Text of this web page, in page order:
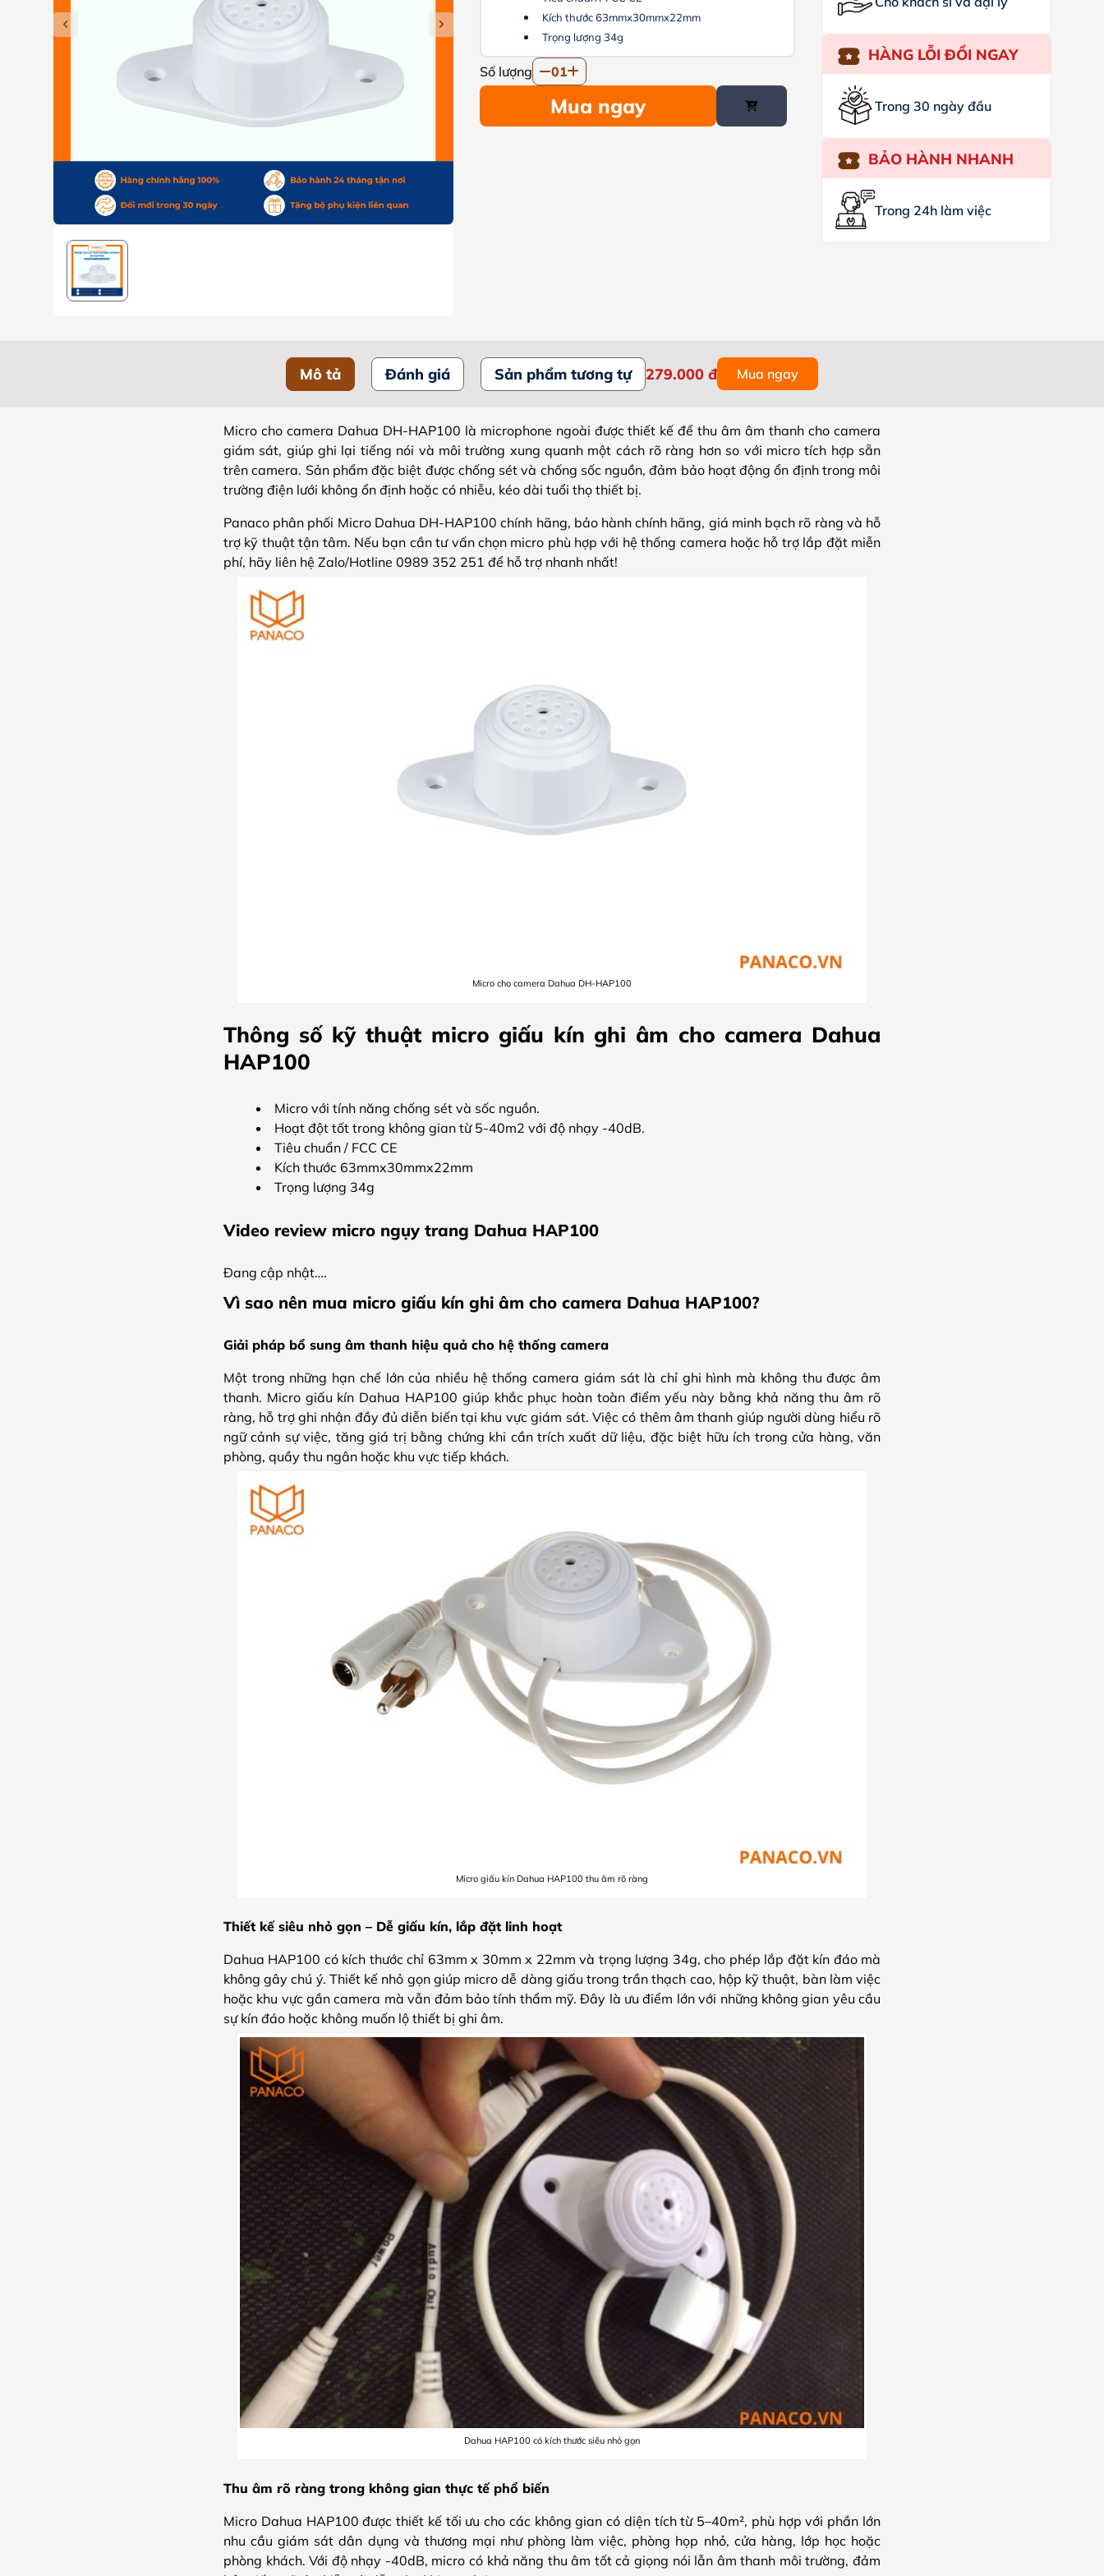
Kích thước 63mmx30mmx22mm
Trọng lượng 34g
Số lượng 01
Mua ngay
HÀNG LỖI ĐỔI NGAY
Trong 30 ngày đầu
BẢO HÀNH NHANH
Trong 24h làm việc
Mô tả Đánh giá Sản phẩm tương tự 279.000 đ Mua ngay
Micro cho camera Dahua DH-HAP100 là microphone ngoài được thiết kế để thu âm âm thanh cho camera
giám sát, giúp ghi lại tiếng nói và môi trường xung quanh một cách rõ ràng hơn so với micro tích hợp sẵn
trên camera. Sản phẩm đặc biệt được chống sét và chống sốc nguồn, đảm bảo hoạt động ổn định trong môi
trường điện lưới không ổn định hoặc có nhiễu, kéo dài tuổi thọ thiết bị.
Panaco phân phối Micro Dahua DH-HAP100 chính hãng, bảo hành chính hãng, giá minh bạch rõ ràng và hỗ
trợ kỹ thuật tận tâm. Nếu bạn cần tư vấn chọn micro phù hợp với hệ thống camera hoặc hỗ trợ lắp đặt miễn
phí, hãy liên hệ Zalo/Hotline 0989 352 251 để hỗ trợ nhanh nhất!
Micro cho camera Dahua DH-HAP100
Thông số kỹ thuật micro giấu kín ghi âm cho camera Dahua
HAP100
Micro với tính năng chống sét và sốc nguồn.
Hoạt đột tốt trong không gian từ 5-40m2 với độ nhạy -40dB.
Tiêu chuẩn / FCC CE
Kích thước 63mmx30mmx22mm
Trọng lượng 34g
Video review micro ngụy trang Dahua HAP100
Đang cập nhật….
Vì sao nên mua micro giấu kín ghi âm cho camera Dahua HAP100?
Giải pháp bổ sung âm thanh hiệu quả cho hệ thống camera
Một trong những hạn chế lớn của nhiều hệ thống camera giám sát là chỉ ghi hình mà không thu được âm
thanh. Micro giấu kín Dahua HAP100 giúp khắc phục hoàn toàn điểm yếu này bằng khả năng thu âm rõ
ràng, hỗ trợ ghi nhận đầy đủ diễn biến tại khu vực giám sát. Việc có thêm âm thanh giúp người dùng hiểu rõ
ngữ cảnh sự việc, tăng giá trị bằng chứng khi cần trích xuất dữ liệu, đặc biệt hữu ích trong cửa hàng, văn
phòng, quầy thu ngân hoặc khu vực tiếp khách.
Micro giấu kín Dahua HAP100 thu âm rõ ràng
Thiết kế siêu nhỏ gọn – Dễ giấu kín, lắp đặt linh hoạt
Dahua HAP100 có kích thước chỉ 63mm x 30mm x 22mm và trọng lượng 34g, cho phép lắp đặt kín đáo mà
không gây chú ý. Thiết kế nhỏ gọn giúp micro dễ dàng giấu trong trần thạch cao, hộp kỹ thuật, bàn làm việc
hoặc khu vực gần camera mà vẫn đảm bảo tính thẩm mỹ. Đây là ưu điểm lớn với những không gian yêu cầu
sự kín đáo hoặc không muốn lộ thiết bị ghi âm.
Dahua HAP100 có kích thước siêu nhỏ gọn
Thu âm rõ ràng trong không gian thực tế phổ biến
Micro Dahua HAP100 được thiết kế tối ưu cho các không gian có diện tích từ 5–40m², phù hợp với phần lớn
nhu cầu giám sát dân dụng và thương mại như phòng làm việc, phòng họp nhỏ, cửa hàng, lớp học hoặc
phòng khách. Với độ nhạy -40dB, micro có khả năng thu âm tốt cả giọng nói lẫn âm thanh môi trường, đảm